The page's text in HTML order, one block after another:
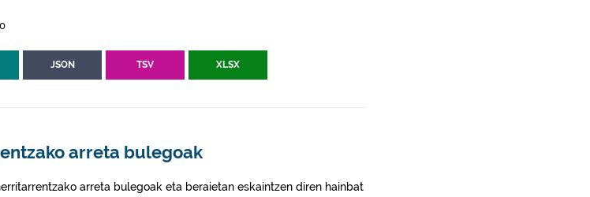
JSON TSV XLSX
arreta bulegoak
arreta bulegoak eta beraietan eskaintzen diren hainbat